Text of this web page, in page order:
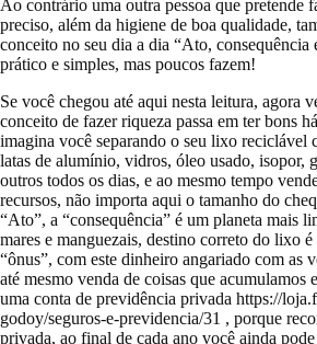
Ao contrário uma outra pessoa que pretende
preciso, além da higiene de boa qualidade,
conceito no seu dia a dia “Ato, consequência
prático e simples, mas poucos fazem!
Se você chegou até aqui nesta leitura, agora
conceito de fazer riqueza passa em ter bons
imagina você separando o seu lixo reciclável
latas de alumínio, vidros, óleo usado, isopor,
outros todos os dias, e ao mesmo tempo
recursos, não importa aqui o tamanho do
“Ato”, a “consequência” é um planeta mais
mares e manguezais, destino correto do lixo
“ônus”, com este dinheiro angariado com as
até mesmo venda de coisas que acumulamos
uma conta de previdência privada https://
godoy/seguros-e-previdencia/31 , porque
privada, ao final de cada ano você ainda